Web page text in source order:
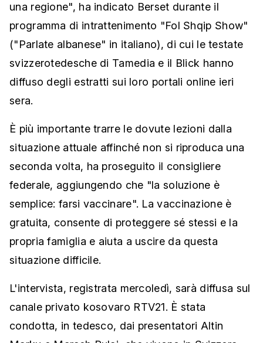
una regione", ha indicato Berset durante il
programma di intrattenimento "Fol Shqip Show"
("Parlate albanese" in italiano), di cui le testate
svizzerotedesche di Tamedia e il Blick hanno
diffuso degli estratti sui loro portali online ieri
sera.
È più importante trarre le dovute lezioni dalla
situazione attuale affinché non si riproduca una
seconda volta, ha proseguito il consigliere
federale, aggiungendo che "la soluzione è
semplice: farsi vaccinare". La vaccinazione è
gratuita, consente di proteggere sé stessi e la
propria famiglia e aiuta a uscire da questa
situazione difficile.
L'intervista, registrata mercoledì, sarà diffusa sul
canale privato kosovaro RTV21. È stata
condotta, in tedesco, dai presentatori Altin